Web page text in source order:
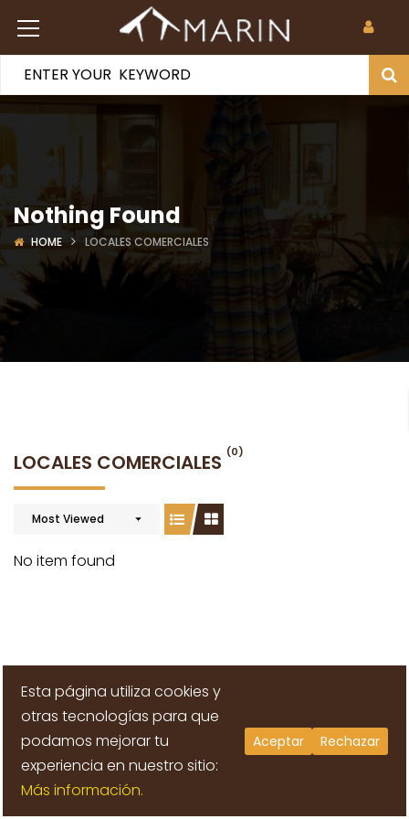
Nothing Found
HOME LOCALES COMERCIALES
LOCALES COMERCIALES (0)
Most Viewed
No item found
LLÁMANOS: 938482828
Esta página utiliza cookies y
otras tecnologías para que
podamos mejorar tu
experiencia en nuestro sitio:
Más información.
Aceptar Rechazar